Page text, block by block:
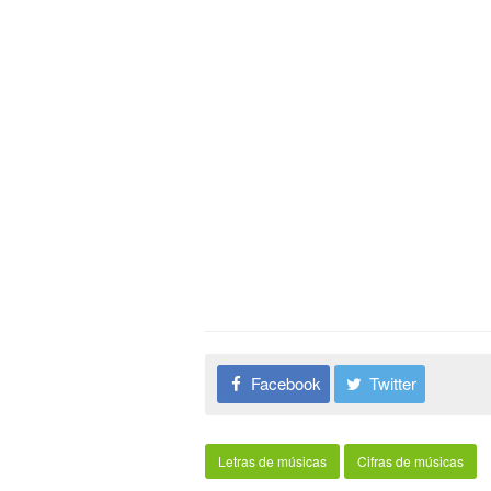
Facebook Twitter
Letras de músicas Cifras de músicas